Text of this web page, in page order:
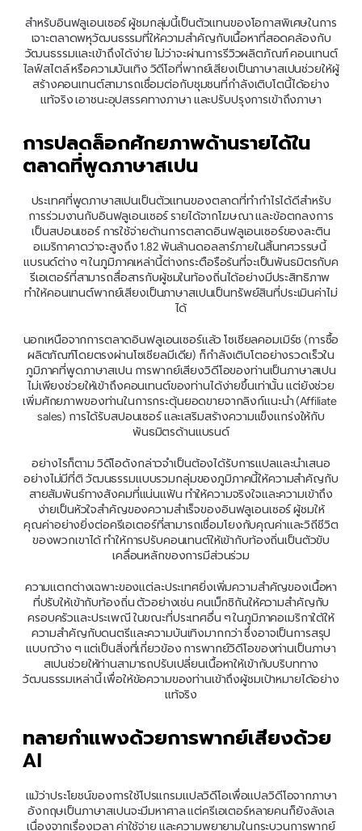
สำหรับอินฟลูเอนเซอร์ ผู้ชมกลุ่มนี้เป็นตัวแทนของโอกาสพิเศษในการ
เจาะตลาดพหุวัฒนธรรมที่ให้ความสำคัญกับเนื้อหาที่สอดคล้องกับ
วัฒนธรรมและเข้าถึงได้ง่าย ไม่ว่าจะผ่านการรีวิวผลิตภัณฑ์ คอนเทนต์
ไลฟ์สไตล์ หรือความบันเทิง วิดีโอที่พากย์เสียงเป็นภาษาสเปนช่วยให้ผู้
สร้างคอนเทนต์สามารถเชื่อมต่อกับชุมชนที่กำลังเติบโตนี้ได้อย่าง
แท้จริง เอาชนะอุปสรรคทางภาษา และปรับปรุงการเข้าถึงภาษา
การปลดล็อกศักยภาพด้านรายได้ใน
ตลาดที่พูดภาษาสเปน
ประเทศที่พูดภาษาสเปนเป็นตัวแทนของตลาดที่ทำกำไรได้ดีสำหรับ
การร่วมงานกับอินฟลูเอนเซอร์ รายได้จากโฆษณา และข้อตกลงการ
เป็นสปอนเซอร์ การใช้จ่ายด้านการตลาดอินฟลูเอนเซอร์ของละติน
อเมริกาคาดว่าจะสูงถึง 1.82 พันล้านดอลลาร์ภายในสิ้นทศวรรษนี้
แบรนด์ต่าง ๆ ในภูมิภาคเหล่านี้ต่างกระตือรือร้นที่จะเป็นพันธมิตรกับค
รีเอเตอร์ที่สามารถสื่อสารกับผู้ชมในท้องถิ่นได้อย่างมีประสิทธิภาพ
ทำให้คอนเทนต์พากย์เสียงเป็นภาษาสเปนเป็นทรัพย์สินที่ประเมินค่าไม่
ได้
นอกเหนือจากการตลาดอินฟลูเอนเซอร์แล้ว โซเชียลคอมเมิร์ซ (การซื้อ
ผลิตภัณฑ์โดยตรงผ่านโซเชียลมีเดีย) ก็กำลังเติบโตอย่างรวดเร็วใน
ภูมิภาคที่พูดภาษาสเปน การพากย์เสียงวิดีโอของท่านเป็นภาษาสเปน
ไม่เพียงช่วยให้เข้าถึงคอนเทนต์ของท่านได้ง่ายขึ้นเท่านั้น แต่ยังช่วย
เพิ่มศักยภาพของท่านในการกระตุ้นยอดขายจากลิงก์แนะนำ (Affiliate
sales) การได้รับสปอนเซอร์ และเสริมสร้างความแข็งแกร่งให้กับ
พันธมิตรด้านแบรนด์
อย่างไรก็ตาม วิดีโอดังกล่าวจำเป็นต้องได้รับการแปลและนำเสนอ
อย่างไม่มีที่ติ วัฒนธรรมแบบรวมกลุ่มของภูมิภาคนี้ให้ความสำคัญกับ
สายสัมพันธ์ทางสังคมที่แน่นแฟ้น ทำให้ความจริงใจและความเข้าถึง
ง่ายเป็นหัวใจสำคัญของความสำเร็จของอินฟลูเอนเซอร์ ผู้ชมให้
คุณค่าอย่างยิ่งต่อครีเอเตอร์ที่สามารถเชื่อมโยงกับคุณค่าและวิถีชีวิต
ของพวกเขาได้ ทำให้การปรับคอนเทนต์ให้เข้ากับท้องถิ่นเป็นตัวขับ
เคลื่อนหลักของการมีส่วนร่วม
ความแตกต่างเฉพาะของแต่ละประเทศยิ่งเพิ่มความสำคัญของเนื้อหา
ที่ปรับให้เข้ากับท้องถิ่น ตัวอย่างเช่น คนเม็กซิกันให้ความสำคัญกับ
ครอบครัวและประเพณี ในขณะที่ประเทศอื่น ๆ ในภูมิภาคอเมริกาใต้ให้
ความสำคัญกับดนตรีและความบันเทิงมากกว่า ซึ่งอาจเป็นการสรุป
แบบกว้าง ๆ แต่เป็นสิ่งที่เกี่ยวข้อง การพากย์วิดีโอของท่านเป็นภาษา
สเปนช่วยให้ท่านสามารถปรับเปลี่ยนเนื้อหาให้เข้ากับบริบททาง
วัฒนธรรมเหล่านี้ เพื่อให้ข้อความของท่านเข้าถึงผู้ชมเป้าหมายได้อย่าง
แท้จริง
ทลายกำแพงด้วยการพากย์เสียงด้วย
AI
แม้ว่าประโยชน์ของการใช้โปรแกรมแปลวิดีโอเพื่อแปลวิดีโอจากภาษา
อังกฤษเป็นภาษาสเปนจะมีมหาศาล แต่ครีเอเตอร์หลายคนก็ยังลังเล
เนื่องจากเรื่องเวลา ค่าใช้จ่าย และความพยายามในกระบวนการพากย์